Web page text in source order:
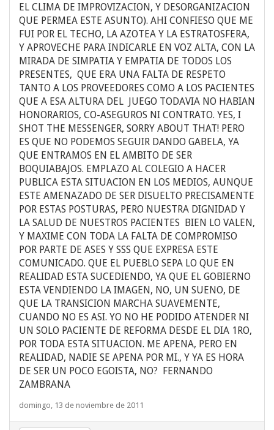
EL CLIMA DE IMPROVIZACION, Y DESORGANIZACION
QUE PERMEA ESTE ASUNTO). AHI CONFIESO QUE ME
FUI POR EL TECHO, LA AZOTEA Y LA ESTRATOSFERA,
Y APROVECHE PARA INDICARLE EN VOZ ALTA, CON LA
MIRADA DE SIMPATIA Y EMPATIA DE TODOS LOS
PRESENTES, QUE ERA UNA FALTA DE RESPETO
TANTO A LOS PROVEEDORES COMO A LOS PACIENTES
QUE A ESA ALTURA DEL JUEGO TODAVIA NO HABIAN
HONORARIOS, CO-ASEGUROS NI CONTRATO. YES, I
SHOT THE MESSENGER, SORRY ABOUT THAT! PERO
ES QUE NO PODEMOS SEGUIR DANDO GABELA, YA
QUE ENTRAMOS EN EL AMBITO DE SER
BOQUIABAJOS. EMPLAZO AL COLEGIO A HACER
PUBLICA ESTA SITUACION EN LOS MEDIOS, AUNQUE
ESTE AMENAZADO DE SER DISUELTO PRECISAMENTE
POR ESTAS POSTURAS, PERO NUESTRA DIGNIDAD Y
LA SALUD DE NUESTROS PACIENTES BIEN LO VALEN,
Y MAXIME CON TODA LA FALTA DE COMPROMISO
POR PARTE DE ASES Y SSS QUE EXPRESA ESTE
COMUNICADO. QUE EL PUEBLO SEPA LO QUE EN
REALIDAD ESTA SUCEDIENDO, YA QUE EL GOBIERNO
ESTA VENDIENDO LA IMAGEN, NO, UN SUENO, DE
QUE LA TRANSICION MARCHA SUAVEMENTE,
CUANDO NO ES ASI. YO NO HE PODIDO ATENDER NI
UN SOLO PACIENTE DE REFORMA DESDE EL DIA 1RO,
POR TODA ESTA SITUACION. ME APENA, PERO EN
REALIDAD, NADIE SE APENA POR MI., Y YA ES HORA
DE SER UN POCO EGOISTA, NO? FERNANDO
ZAMBRANA
domingo, 13 de noviembre de 2011